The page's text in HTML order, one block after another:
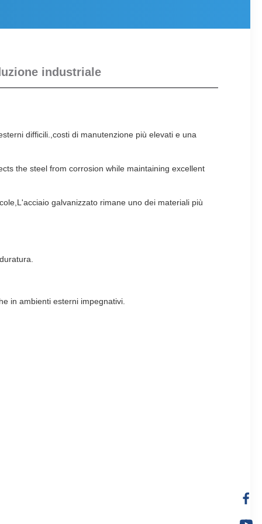
industriale
difficili.,costi di manutenzione più elevati e una
the steel from corrosion while maintaining excellent
galvanizzato rimane uno dei materiali più
in ambienti esterni impegnativi.